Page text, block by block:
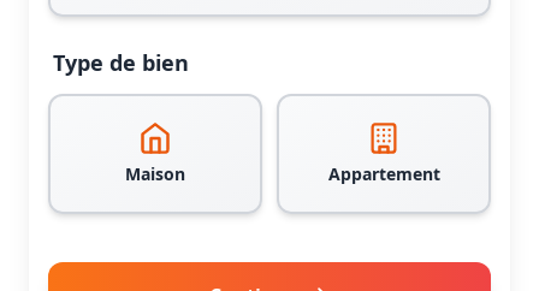
Type de bien
Maison Appartement